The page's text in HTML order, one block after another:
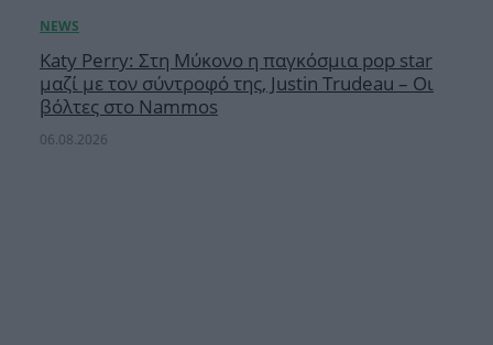
Katy Perry: Στη Μύκονο η παγκόσμια pop star
μαζί με τον σύντροφό της, Justin Trudeau – Οι
βόλτες στο Nammos
06.08.2026